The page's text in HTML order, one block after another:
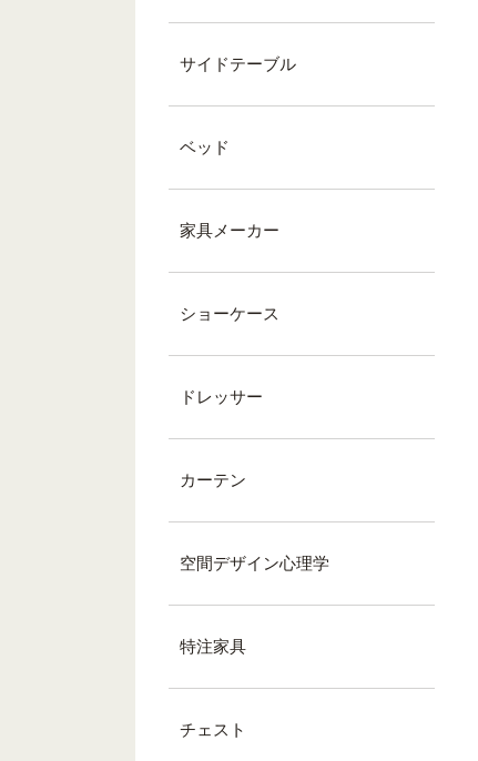
サイドテーブル
ベッド
家具メーカー
ショーケース
ドレッサー
カーテン
空間デザイン心理学
特注家具
チェスト